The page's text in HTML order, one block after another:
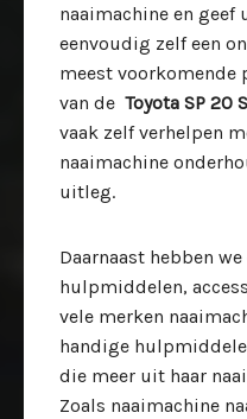
naaimachine en geef
eenvoudig zelf een
meest voorkomende
van de Toyota SP 20
vaak zelf verhelpen
naaimachine
uitleg.
Daarnaast hebben
hulpmiddelen,
vele merken
handige
die meer uit haar
Zoals naaimachine